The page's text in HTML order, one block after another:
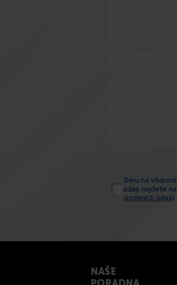
Beru na
údaji najdete
osobních údajů.
NAŠE